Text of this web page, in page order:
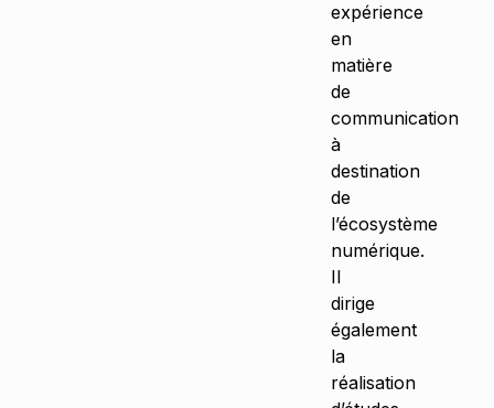
expérience
en
matière
de
communication
à
destination
de
l’écosystème
numérique.
Il
dirige
également
la
réalisation